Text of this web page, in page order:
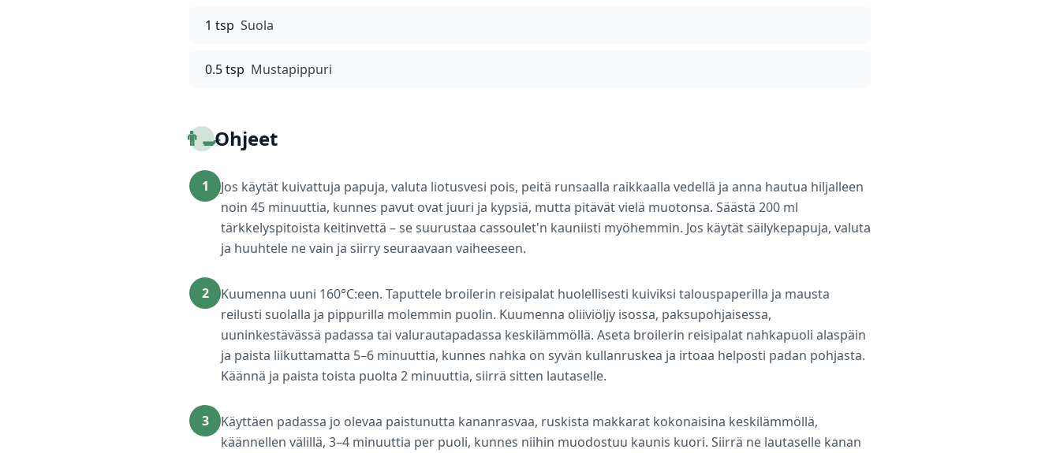
1 tsp Suola
0.5 tsp Mustapippuri
👨‍🍳Ohjeet
1
Jos käytät kuivattuja papuja, valuta liotusvesi pois, peitä runsaalla raikkaalla vedellä ja anna hautua hiljalleen
noin 45 minuuttia, kunnes pavut ovat juuri ja kypsiä, mutta pitävät vielä muotonsa. Säästä 200 ml
tärkkelyspitoista keitinvettä – se suurustaa cassoulet'n kauniisti myöhemmin. Jos käytät säilykepapuja, valuta
ja huuhtele ne vain ja siirry seuraavaan vaiheeseen.
2
Kuumenna uuni 160°C:een. Taputtele broilerin reisipalat huolellisesti kuiviksi talouspaperilla ja mausta
reilusti suolalla ja pippurilla molemmin puolin. Kuumenna oliiviöljy isossa, paksupohjaisessa,
uuninkestävässä padassa tai valurautapadassa keskilämmöllä. Aseta broilerin reisipalat nahkapuoli alaspäin
ja paista liikuttamatta 5–6 minuuttia, kunnes nahka on syvän kullanruskea ja irtoaa helposti padan pohjasta.
Käännä ja paista toista puolta 2 minuuttia, siirrä sitten lautaselle.
3
Käyttäen padassa jo olevaa paistunutta kananrasvaa, ruskista makkarat kokonaisina keskilämmöllä,
käännellen välillä, 3–4 minuuttia per puoli, kunnes niihin muodostuu kaunis kuori. Siirrä ne lautaselle kanan